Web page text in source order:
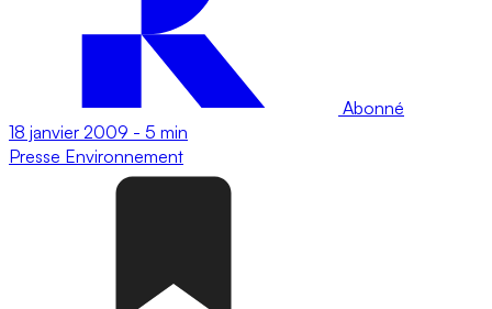
Abonné
18 janvier 2009 - 5 min
Presse Environnement